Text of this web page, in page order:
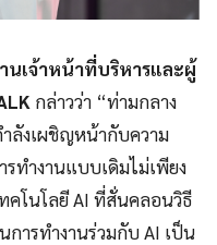
เจ้าหน้าที่บริหารและผู้
กล่าวว่า “ท่ามกลาง
ลังเผชิญหน้ากับความ
ทำงานแบบเดิมไม่เพียง
คโนโลยี AI ที่สั่นคลอนวิธี
ารทำงานร่วมกับ AI เป็น